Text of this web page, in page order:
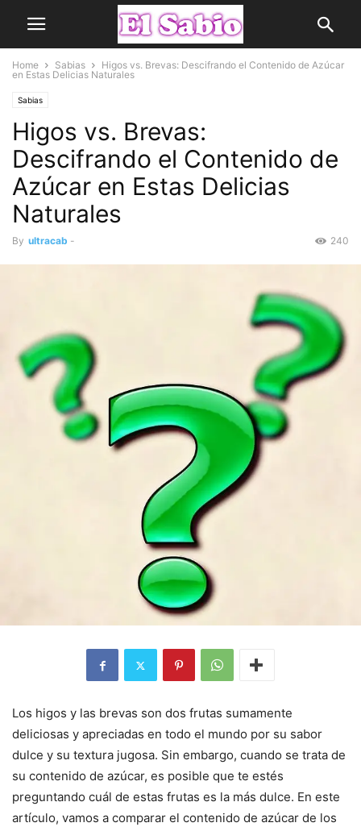
Home Sabias
Higos vs. Brevas: Descifrando el Contenido de Azúcar
en Estas Delicias Naturales
Sabias
Higos vs. Brevas:
Descifrando el Contenido de
Azúcar en Estas Delicias
Naturales
By ultracab - 240
Los higos y las brevas son dos frutas sumamente
deliciosas y apreciadas en todo el mundo por su sabor
dulce y su textura jugosa. Sin embargo, cuando se trata de
su contenido de azúcar, es posible que te estés
preguntando cuál de estas frutas es la más dulce. En este
artículo, vamos a comparar el contenido de azúcar de los